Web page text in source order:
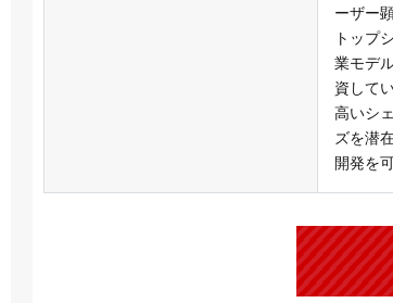
ーザー
トップ
業モデ
資して
高いシ
ズを潜
開発を